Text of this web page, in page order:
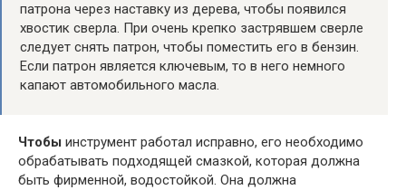
патрона через наставку из дерева, чтобы появился
хвостик сверла. При очень крепко застрявшем сверле
следует снять патрон, чтобы поместить его в бензин.
Если патрон является ключевым, то в него немного
капают автомобильного масла.
Чтобы инструмент работал исправно, его необходимо
обрабатывать подходящей смазкой, которая должна
быть фирменной, водостойкой. Она должна